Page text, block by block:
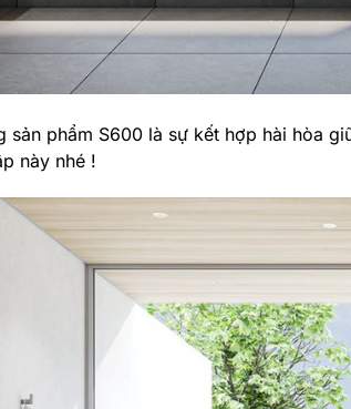
phẩm S600 là sự kết hợp hài hòa
này nhé !